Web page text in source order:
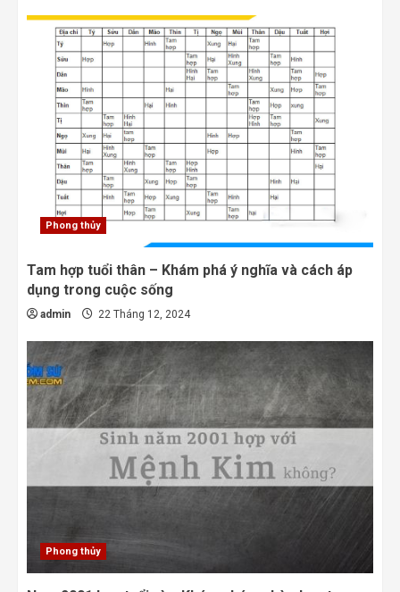
Phong thủy
Tam hợp tuổi thân – Khám phá ý nghĩa và cách áp
dụng trong cuộc sống
admin 22 Tháng 12, 2024
Phong thủy